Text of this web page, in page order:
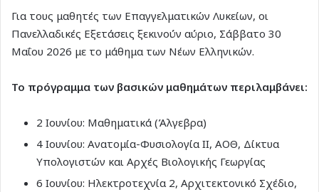
Για τους μαθητές των Επαγγελματικών Λυκείων, οι
Πανελλαδικές Εξετάσεις ξεκινούν αύριο, Σάββατο 30
Μαΐου 2026 με το μάθημα των Νέων Ελληνικών.
Το πρόγραμμα των βασικών μαθημάτων περιλαμβάνει:
2 Ιουνίου: Μαθηματικά (Άλγεβρα)
4 Ιουνίου: Ανατομία-Φυσιολογία II, ΑΟΘ, Δίκτυα
Υπολογιστών και Αρχές Βιολογικής Γεωργίας
6 Ιουνίου: Ηλεκτροτεχνία 2, Αρχιτεκτονικό Σχέδιο,